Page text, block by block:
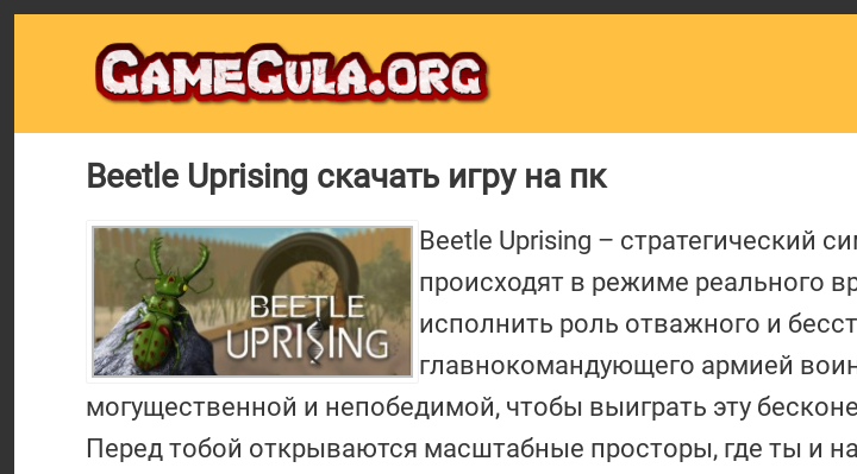
Beetle Uprising скачать игру на пк
Beetle Uprising – стратегический
происходят в режиме реального
исполнить роль отважного и
главнокомандующего армией
могущественной и непобедимой, чтобы выиграть эту
Перед тобой открываются масштабные просторы, где ты и